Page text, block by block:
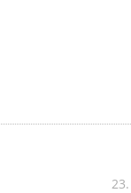
23.